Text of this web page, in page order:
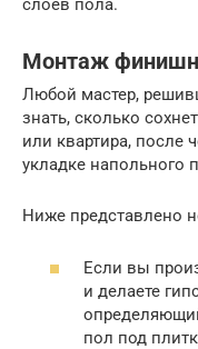
слоев пола.
Монтаж
Любой мастер,
знать, сколько
или квартира, после
укладке напольного
Ниже представлено
Если вы
и делаете
пол под